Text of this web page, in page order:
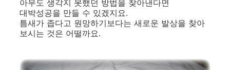
아무도 생각지 못했던 방법을 찾아낸다면
대박성공을 만들 수 있겠지요.
틈새가 좁다고 원망하기보다는 새로운 발상을 찾아
보시는 것은 어떨까요.